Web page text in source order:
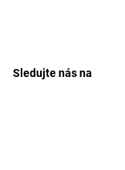
Sledujte nás na